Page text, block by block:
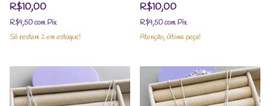
R$10,00
R$9,50com Pix
Só restam2em estoque!
R$10,00
R$9,50com Pix
Atenção, última peça!